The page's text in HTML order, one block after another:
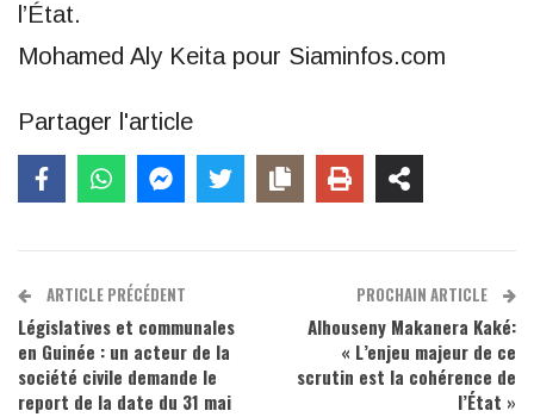
l’État.
Mohamed Aly Keita pour Siaminfos.com
Partager l'article
ARTICLE PRÉCÉDENT
Législatives et communales
en Guinée : un acteur de la
société civile demande le
report de la date du 31 mai
PROCHAIN ARTICLE
Alhouseny Makanera Kaké:
« L’enjeu majeur de ce
scrutin est la cohérence de
l’État »